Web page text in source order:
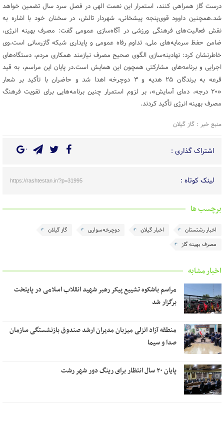
درست گاز همراهی کنند، استمرار این نعمت الهی در فصل سرد سال تضمین خواهد
شد.همچنین داوود قوی‌پنجه پیشخانی، شهردار تالش، در سخنان خود با اشاره به
نقش فعالیت‌های فرهنگی ورزشی در آگاه‌سازی عمومی گفت: مصرف بهینه انرژی،
ضامن حفظ سرمایه‌های ملی، تداوم رفاه عمومی و پایداری شبکه گازرسانی است.وی
خاطرنشان کرد: نهادینه‌سازی الگوی صحیح مصرف نیازمند همکاری مردم، دستگاه‌های
اجرایی و برنامه‌های مشارکتی همچون این همایش است.در پایان این مراسم، به قید
قرعه به برندگان ۲۵ هدیه و ۳ دوچرخه اهدا شد و حاضران با تأکید بر شعار
«۲۰ درجه، دمای آسایش»، بر لزوم استمرار چنین برنامه‌هایی برای تقویت فرهنگ
مصرف بهینه انرژی تأکید کردند.
منبع خبر : گاز گیلان
اشتراک گذاری :
لینک کوتاه : https://rashtestan.ir/?p=31995
برچسب ها
اخبار رشتستان اخبار گیلان دوچرخه‌سواری
گاز گیلان
مصرف بهینه گاز
اخبار مشابه
مراسم باشکوه تشییع پیکر رهبر شهید انقلاب اسلامی در پایتخت
برگزار شد
منطقه آزاد انزلی میزبان مدیران ارشد صندوق بازنشستگی سازمان
صدا و سیما
پایان ۲۰ سال انتظار برای رینگ دور شهر رشت